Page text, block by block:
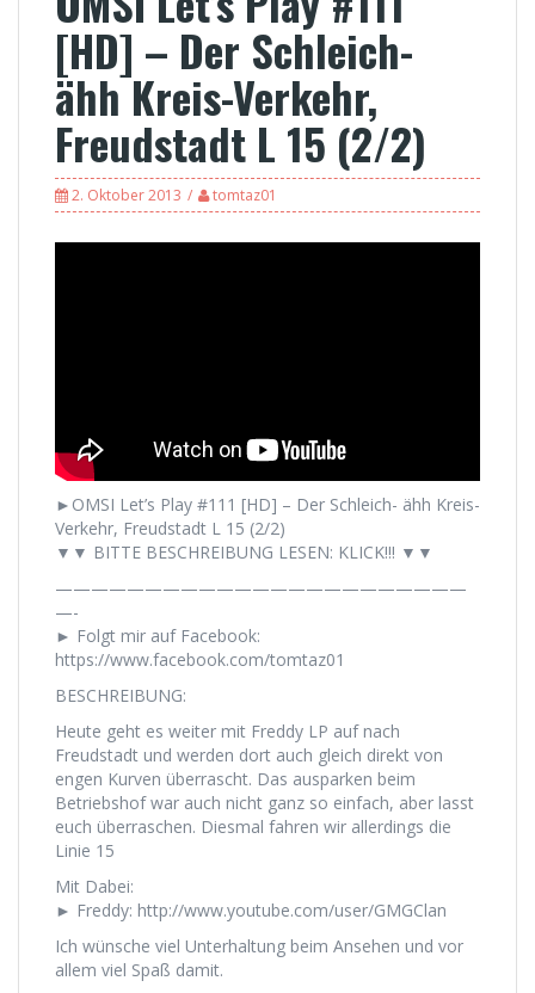
[HD] – Der Schleich-
ähh Kreis-Verkehr,
Freudstadt L 15 (2/2)
2. Oktober 2013 tomtaz01
►OMSI Let’s Play #111 [HD] – Der Schleich- ähh Kreis-
Verkehr, Freudstadt L 15 (2/2)
▼▼ BITTE BESCHREIBUNG LESEN: KLICK!!! ▼▼
———————————————————————
—-
► Folgt mir auf Facebook:
https://www.facebook.com/tomtaz01
BESCHREIBUNG:
Heute geht es weiter mit Freddy LP auf nach
Freudstadt und werden dort auch gleich direkt von
engen Kurven überrascht. Das ausparken beim
Betriebshof war auch nicht ganz so einfach, aber lasst
euch überraschen. Diesmal fahren wir allerdings die
Linie 15
Mit Dabei:
► Freddy: http://www.youtube.com/user/GMGClan
Ich wünsche viel Unterhaltung beim Ansehen und vor
allem viel Spaß damit.